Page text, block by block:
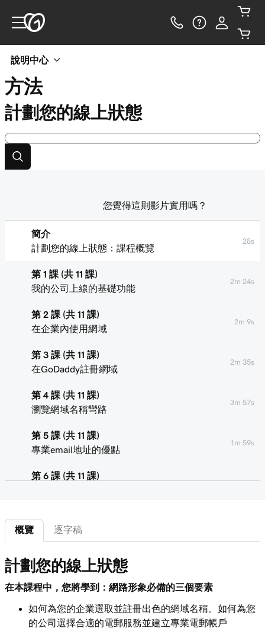
說明中心
方法
計劃您的線上狀態
簡介
計劃您的線上狀態：課程概覽
28s
第 1 課 (共 11 課)
我的公司上線的基礎功能
2m 24s
第 2 課 (共 11 課)
在企業內使用網域
2m 9s
第 3 課 (共 11 課)
在GoDaddy註冊網域
2m 35s
第 4 課 (共 11 課)
瀏覽網域名稱彎路
3m 57s
第 5 課 (共 11 課)
專業email地址的優點
1m 59s
第 6 課 (共 11 課)
4m 5s
轉寄我的Microsoft 365 email
第 8 課 (共 11 課)
計劃您的網站
什麼時候該當DIY以及該當委派
3m 28s
您覺得這則影片實用嗎？
概覽 逐字稿
計劃您的線上狀態
在本課程中，您將學到：網路形象必備的三個要素
如何為您的企業選取並註冊出色的網域名稱。如何為您
的公司選擇合適的電郵服務並建立專業電郵帳戶